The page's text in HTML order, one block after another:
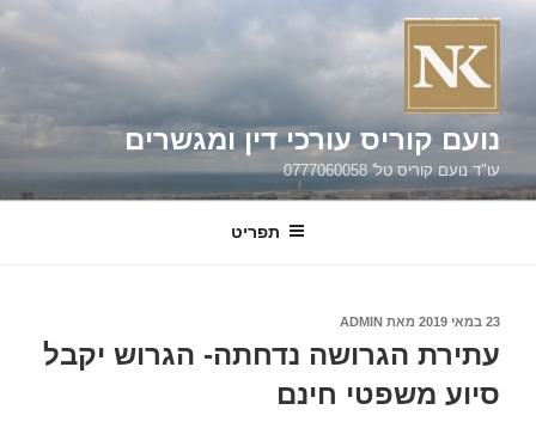
דילוג
נועם קוריס עורכי דין ומגשרים
עו"ד נועם קוריס טל' 0777060058
תפריט
פורסם
23 במאי 2019 מאת ADMIN
עתירת הגרושה נדחתה- הגרוש יקבל
סיוע משפטי חינם